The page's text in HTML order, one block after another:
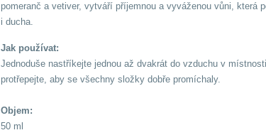
pomeranč a vetiver, vytváří příjemnou a vyváženou vůni, která
i ducha.
Jak používat:
Jednoduše nastříkejte jednou až dvakrát do vzduchu v
protřepejte, aby se všechny složky dobře promíchaly.
Objem:
50 ml